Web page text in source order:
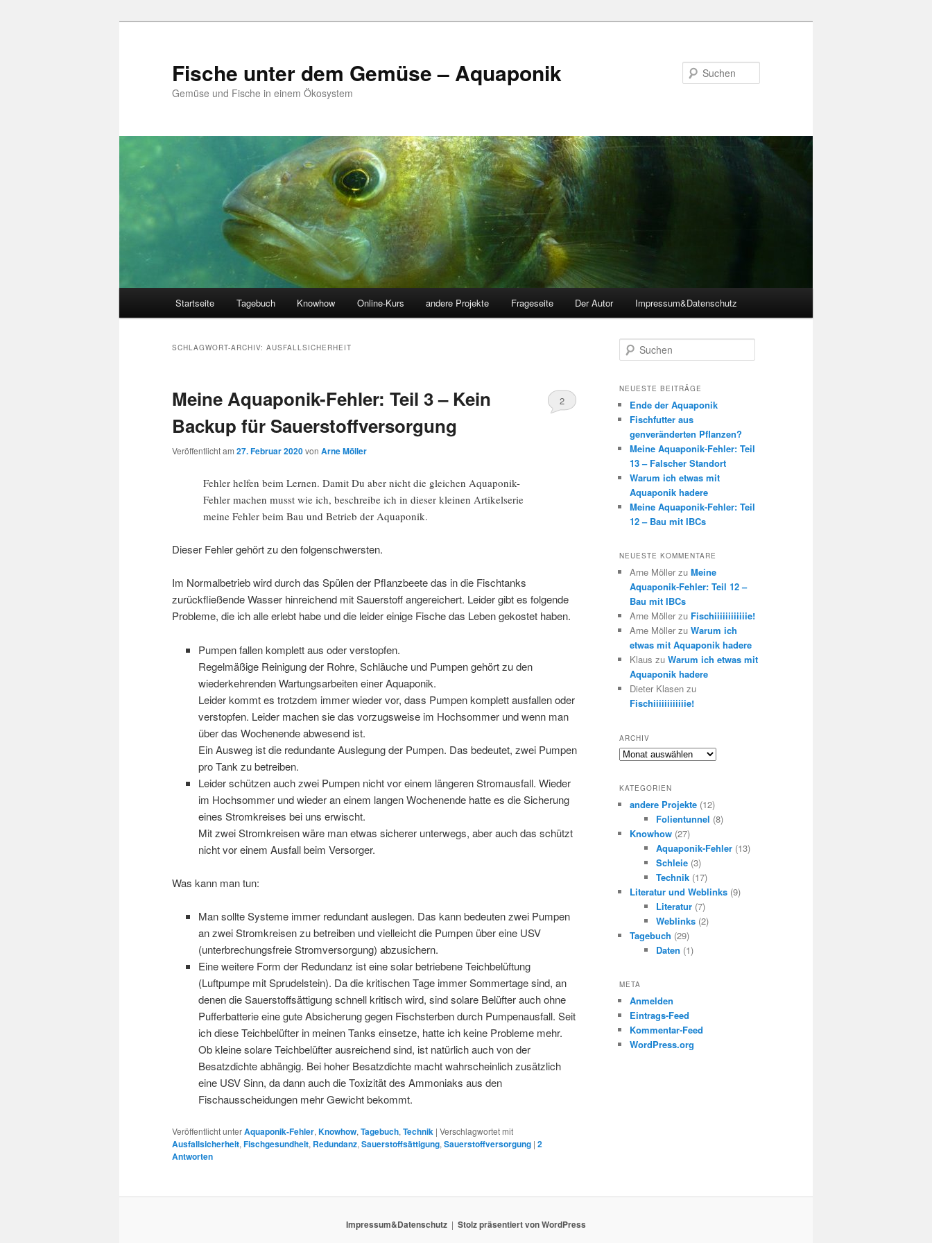
Fische unter dem Gemüse – Aquaponik
Gemüse und Fische in einem Ökosystem
Startseite Tagebuch Knowhow Online-Kurs andere Projekte Frageseite Der Autor Impressum&Datenschutz
SCHLAGWORT-ARCHIV: AUSFALLSICHERHEIT
Meine Aquaponik-Fehler: Teil 3 – Kein
Backup für Sauerstoffversorgung
Veröffentlicht am 27. Februar 2020von Arne Möller
2
Fehler helfen beim Lernen. Damit Du aber nicht die gleichen Aquaponik-
Fehler machen musst wie ich, beschreibe ich in dieser kleinen Artikelserie
meine Fehler beim Bau und Betrieb der Aquaponik.
Dieser Fehler gehört zu den folgenschwersten.
Im Normalbetrieb wird durch das Spülen der Pflanzbeete das in die Fischtanks
zurückfließende Wasser hinreichend mit Sauerstoff angereichert. Leider gibt es folgende
Probleme, die ich alle erlebt habe und die leider einige Fische das Leben gekostet haben.
Pumpen fallen komplett aus oder verstopfen.
Regelmäßige Reinigung der Rohre, Schläuche und Pumpen gehört zu den
wiederkehrenden Wartungsarbeiten einer Aquaponik.
Leider kommt es trotzdem immer wieder vor, dass Pumpen komplett ausfallen oder
verstopfen. Leider machen sie das vorzugsweise im Hochsommer und wenn man
über das Wochenende abwesend ist.
Ein Ausweg ist die redundante Auslegung der Pumpen. Das bedeutet, zwei Pumpen
pro Tank zu betreiben.
Leider schützen auch zwei Pumpen nicht vor einem längeren Stromausfall. Wieder
im Hochsommer und wieder an einem langen Wochenende hatte es die Sicherung
eines Stromkreises bei uns erwischt.
Mit zwei Stromkreisen wäre man etwas sicherer unterwegs, aber auch das schützt
nicht vor einem Ausfall beim Versorger.
Was kann man tun:
Man sollte Systeme immer redundant auslegen. Das kann bedeuten zwei Pumpen
an zwei Stromkreisen zu betreiben und vielleicht die Pumpen über eine USV
(unterbrechungsfreie Stromversorgung) abzusichern.
Eine weitere Form der Redundanz ist eine solar betriebene Teichbelüftung
(Luftpumpe mit Sprudelstein). Da die kritischen Tage immer Sommertage sind, an
denen die Sauerstoffsättigung schnell kritisch wird, sind solare Belüfter auch ohne
Pufferbatterie eine gute Absicherung gegen Fischsterben durch Pumpenausfall. Seit
ich diese Teichbelüfter in meinen Tanks einsetze, hatte ich keine Probleme mehr.
Ob kleine solare Teichbelüfter ausreichend sind, ist natürlich auch von der
Besatzdichte abhängig. Bei hoher Besatzdichte macht wahrscheinlich zusätzlich
eine USV Sinn, da dann auch die Toxizität des Ammoniaks aus den
Fischausscheidungen mehr Gewicht bekommt.
Veröffentlicht unterAquaponik-Fehler, Knowhow, Tagebuch, Technik | Verschlagwortet mit
Ausfallsicherheit, Fischgesundheit, Redundanz, Sauerstoffsättigung, Sauerstoffversorgung | 2
Antworten
u
h
NEUESTE BEITRÄGE
Ende der Aquaponik
Fischfutter aus
genveränderten Pflanzen?
Meine Aquaponik-Fehler: Teil
13 – Falscher Standort
Warum ich etwas mit
Aquaponik hadere
Meine Aquaponik-Fehler: Teil
12 – Bau mit IBCs
NEUESTE KOMMENTARE
Arne Möller zu Meine
Aquaponik-Fehler: Teil 12 –
Bau mit IBCs
Arne Möller zu Fischiiiiiiiiiiiie!
Arne Möller zu Warum ich
etwas mit Aquaponik hadere
Klaus zu Warum ich etwas mit
Aquaponik hadere
Dieter Klasen zu
Fischiiiiiiiiiiiie!
ARCHIV
Archiv
KATEGORIEN
andere Projekte (12)
Folientunnel (8)
Knowhow (27)
Aquaponik-Fehler(13)
Schleie(3)
Technik(17)
Literatur und Weblinks (9)
Literatur(7)
Weblinks(2)
Tagebuch (29)
Daten (1)
META
Anmelden
Eintrags-Feed
Kommentar-Feed
WordPress.org
Impressum&Datenschutz Stolz präsentiert von WordPress